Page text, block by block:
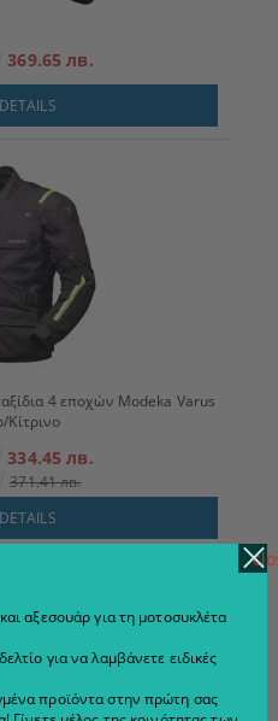
369.65 лв.
4 εποχών Modeka Varus
334.45 лв.
371.41 лв.
αξεσουάρ για τη μοτοσυκλέτα
για να λαμβάνετε ειδικές
προϊόντα στην πρώτη σας